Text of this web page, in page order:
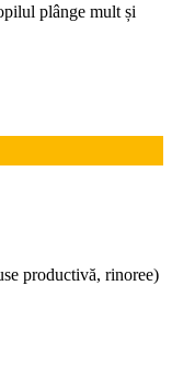
plânge mult și
productivă, rinoree)